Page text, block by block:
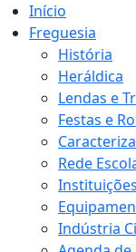
Início
Freguesia
História
Heráldica
Lendas e
Festas e
Rede
Indústria